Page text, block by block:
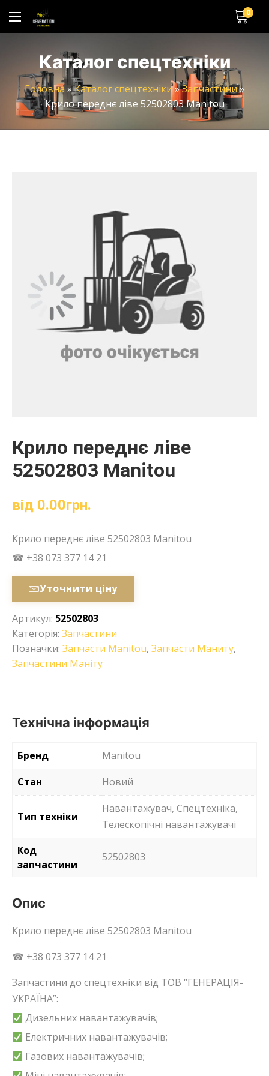
0
Каталог спецтехніки
Головна»Каталог спецтехніки»Запчастини»
Крило переднє ліве 52502803 Manitou
Крило переднє ліве
52502803 Manitou
від 0.00грн.
Крило переднє ліве 52502803 Manitou
☎ +38 073 377 14 21
Уточнити ціну
Артикул: 52502803
Категорія: Запчастини
Позначки: Запчасти Manitou, Запчасти Маниту,
Запчастини Маніту
Технічна інформація
Бренд
Manitou
Стан
Новий
Тип техніки
Навантажувач, Спецтехніка,
Телескопічні навантажувачі
Код
запчастини
52502803
Опис
Крило переднє ліве 52502803 Manitou
☎ +38 073 377 14 21
Запчастини до спецтехніки від ТОВ “ГЕНЕРАЦІЯ-
УКРАЇНА”:
Дизельних навантажувачів;
Електричних навантажувачів;
Газових навантажувачів;